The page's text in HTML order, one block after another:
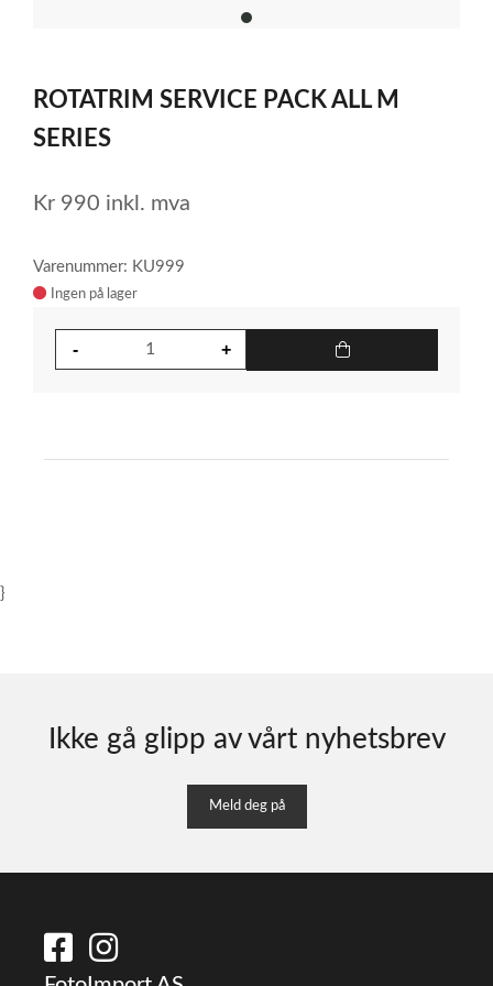
item
of
1
ROTATRIM SERVICE PACK ALL M
SERIES
Kr 990 inkl. mva
Varenummer: KU999
Ingen på lager
}
Ikke gå glipp av vårt nyhetsbrev
Meld deg på